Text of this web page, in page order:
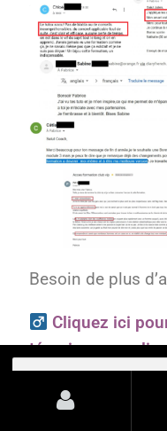
Besoin de plus
Cliquez ici
témoignages
Cliquez ici